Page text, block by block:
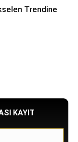
Trendine
KAYIT